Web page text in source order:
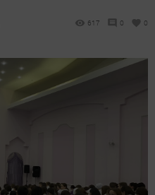
617 0 0